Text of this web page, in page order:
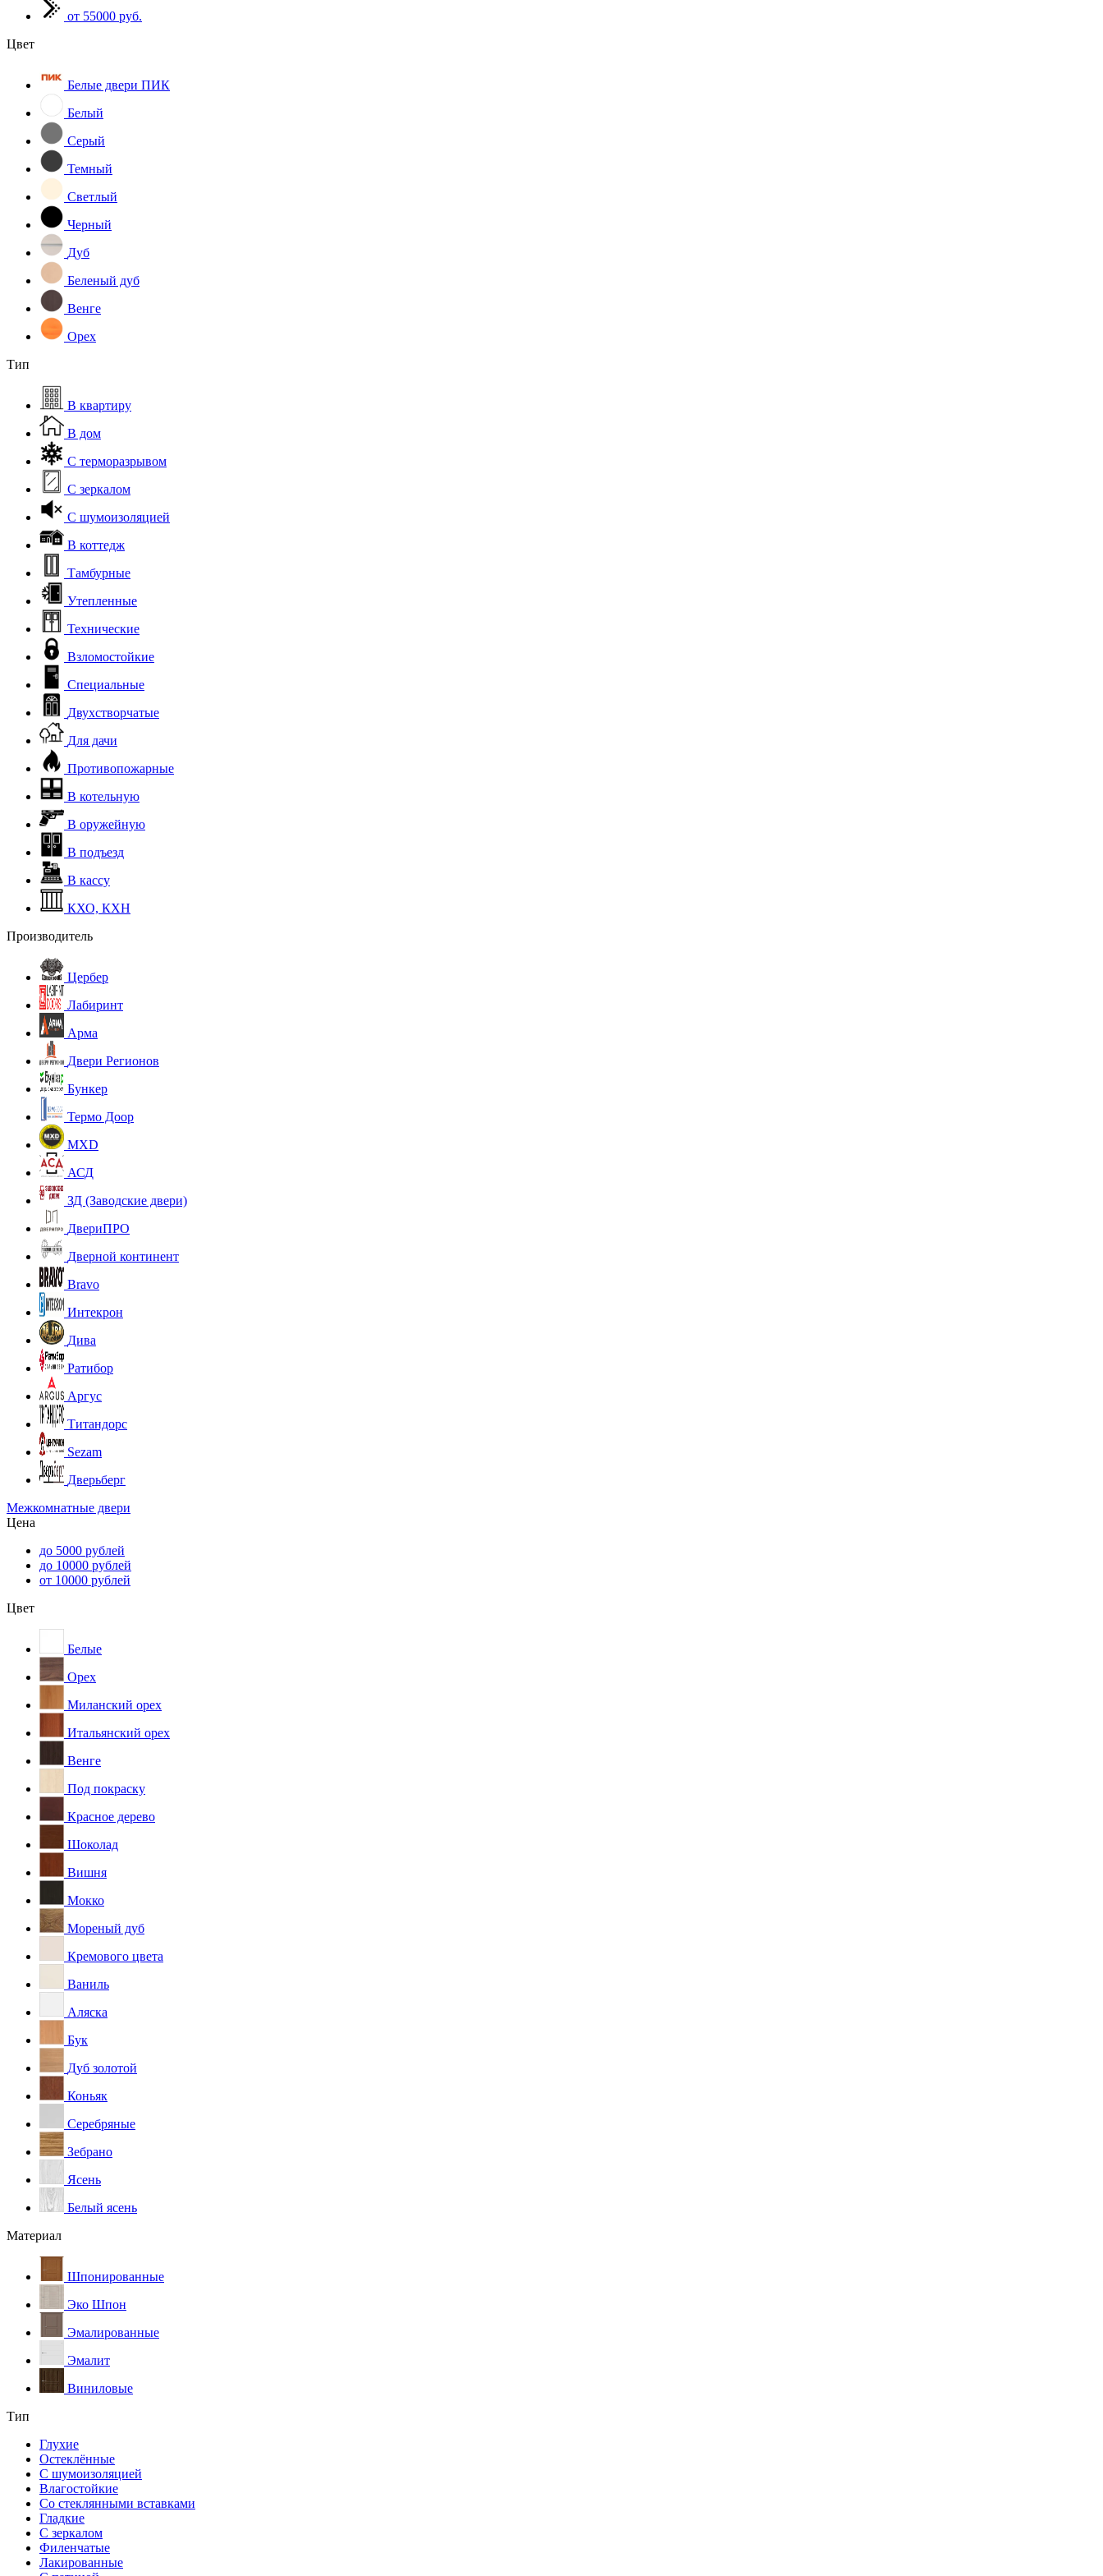
от 55000 руб.
Цвет
Белые двери ПИК
Белый
Серый
Темный
Светлый
Черный
Дуб
Беленый дуб
Венге
Орех
Тип
В квартиру
В дом
С терморазрывом
С зеркалом
С шумоизоляцией
В коттедж
Тамбурные
Утепленные
Технические
Взломостойкие
Специальные
Двухстворчатые
Для дачи
Противопожарные
В котельную
В оружейную
В подъезд
В кассу
КХО, КХН
Производитель
Цербер
Лабиринт
Арма
Двери Регионов
Бункер
Термо Доор
MXD
АСД
ЗД (Заводские двери)
ДвериПРО
Дверной континент
Bravo
Интекрон
Дива
Ратибор
Аргус
Титандорс
Sezam
Дверьберг
Межкомнатные двери
Цена
до 5000 рублей
до 10000 рублей
от 10000 рублей
Цвет
Белые
Орех
Миланский орех
Итальянский орех
Венге
Под покраску
Красное дерево
Шоколад
Вишня
Мокко
Мореный дуб
Кремового цвета
Ваниль
Аляска
Бук
Дуб золотой
Коньяк
Серебряные
Зебрано
Ясень
Белый ясень
Материал
Шпонированные
Эко Шпон
Эмалированные
Эмалит
Виниловые
Тип
Глухие
Остеклённые
С шумоизоляцией
Влагостойкие
Со стеклянными вставками
Гладкие
С зеркалом
Филенчатые
Лакированные